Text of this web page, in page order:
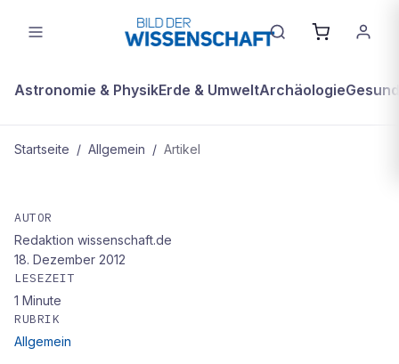
Astronomie & PhysikErde & UmweltArchäologie
Startseite / Allgemein / Artikel
URZEITLICHES TRIO
AUTOR
Redaktion wissenschaft.de
18. Dezember 2012
LESEZEIT
1 Minute
RUBRIK
Allgemein